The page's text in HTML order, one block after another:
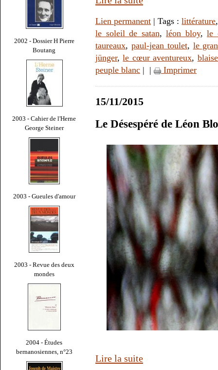
2002 - Dossier H Pierre
Boutang
2003 - Cahier de l'Herne
George Steiner
2003 - Gueules d'amour
2003 - Revue des deux
mondes
2004 - Études
bernanosiennes, n°23
Lien permanent | Tags :littérature
le soleil de satan,léon bloy,le
taureaux, paul-jean toulet, le
jünger,le cœur aventureux,
peuple blanc | | Imprimer
15/11/2015
Le Désespéré de Léon
Lire la suite